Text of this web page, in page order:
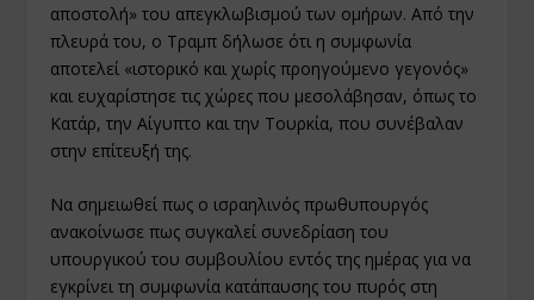
αποστολή» του απεγκλωβισμού των ομήρων. Από την
πλευρά του, ο Τραμπ δήλωσε ότι η συμφωνία
αποτελεί «ιστορικό και χωρίς προηγούμενο γεγονός»
και ευχαρίστησε τις χώρες που μεσολάβησαν, όπως το
Κατάρ, την Αίγυπτο και την Τουρκία, που συνέβαλαν
στην επίτευξή της.
Να σημειωθεί πως ο ισραηλινός πρωθυπουργός
ανακοίνωσε πως συγκαλεί συνεδρίαση του
υπουργικού του συμβουλίου εντός της ημέρας για να
εγκρίνει τη συμφωνία κατάπαυσης του πυρός στη